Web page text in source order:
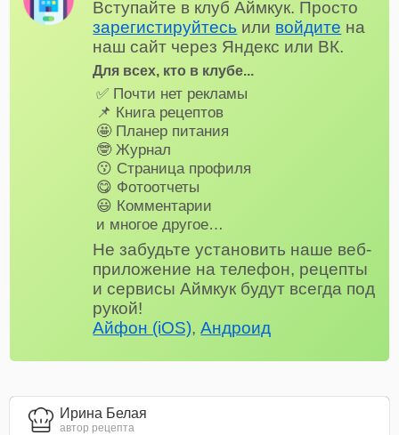
Вступайте в клуб Аймкук. Просто
зарегистируйтесь или войдите на
наш сайт через Яндекс или ВК.
Для всех, кто в клубе...
✅ Почти нет рекламы
📌 Книга рецептов
🤩 Планер питания
🤓 Журнал
😗 Страница профиля
😋 Фотоотчеты
😃 Комментарии
и многое другое…
Не забудьте установить наше веб-
приложение на телефон, рецепты
и сервисы Аймкук будут всегда под
рукой!
Айфон (iOS),Андроид
Ирина Белая
автор рецепта